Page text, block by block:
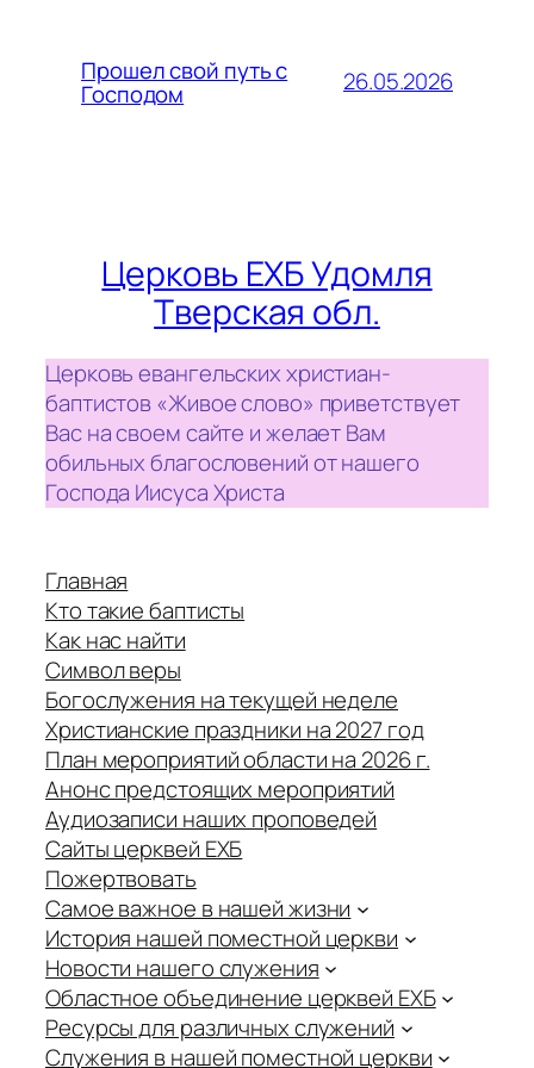
Прошел свой путь с
Господом 26.05.2026
Церковь ЕХБ Удомля
Тверская обл.
Церковь евангельских христиан-
баптистов «Живое слово» приветствует
Вас на своем сайте и желает Вам
обильных благословений от нашего
Господа Иисуса Христа
Главная
Кто такие баптисты
Как нас найти
Символ веры
Богослужения на текущей неделе
Христианские праздники на 2027 год
План мероприятий области на 2026 г.
Анонс предстоящих мероприятий
Аудиозаписи наших проповедей
Сайты церквей ЕХБ
Пожертвовать
Самое важное в нашей жизни
История нашей поместной церкви
Новости нашего служения
Областное объединение церквей ЕХБ
Ресурсы для различных служений
Служения в нашей поместной церкви